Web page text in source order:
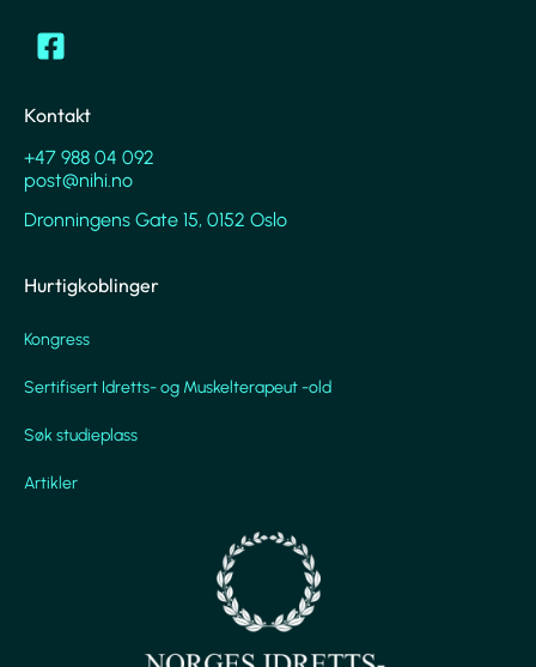
Hurtigkoblinger
Kongress
Sertifisert Idretts- og Muskelterapeut -old
Søk studieplass
Artikler
Kontakt
+47 988 04 092
post@nihi.no
Dronningens Gate 15, 0152 Oslo